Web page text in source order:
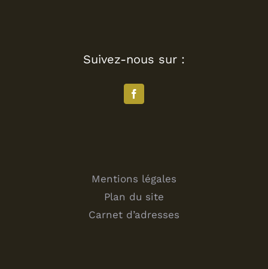
Suivez-nous sur :
Mentions légales
Plan du site
Carnet d’adresses